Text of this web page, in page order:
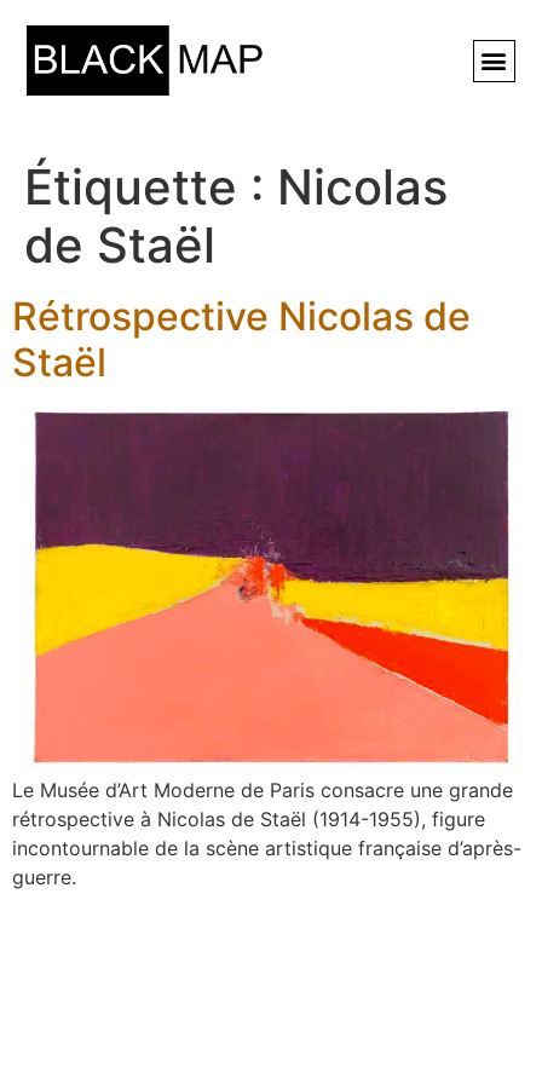
Étiquette : Nicolas
de Staël
Rétrospective Nicolas de
Staël
Le Musée d’Art Moderne de Paris consacre une grande
rétrospective à Nicolas de Staël (1914-1955), figure
incontournable de la scène artistique française d’après-
guerre.